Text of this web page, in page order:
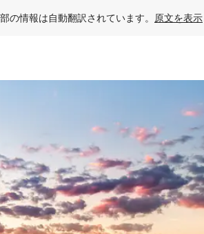
の情報は自動翻訳されています。 原文を表示